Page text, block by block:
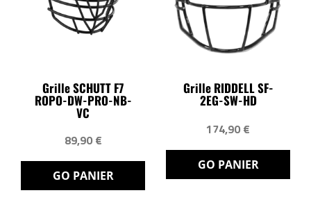
Grille SCHUTT F7
ROPO-DW-PRO-NB-
VC
89,90 €
GO PANIER
Grille RIDDELL SF-
2EG-SW-HD
174,90 €
GO PANIER